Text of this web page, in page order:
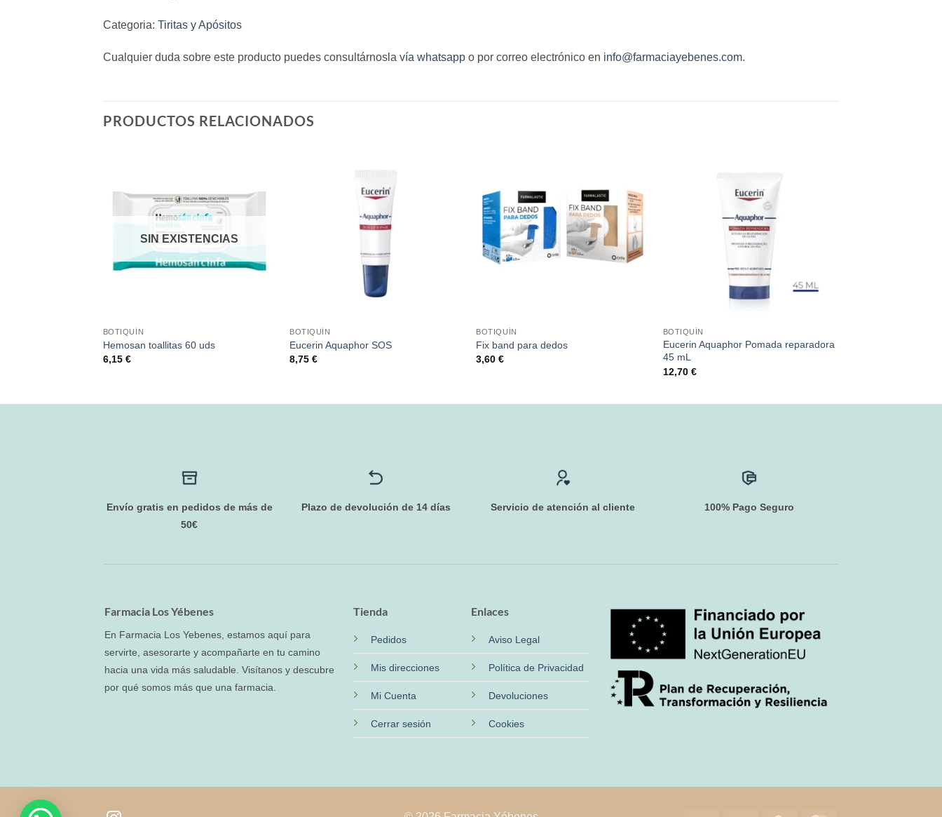
Categoria: Tiritas y Apósitos
Cualquier duda sobre este producto puedes consultárnosla vía whatsapp o por correo electrónico en info@farmaciayebenes.com.
PRODUCTOS RELACIONADOS
SIN EXISTENCIAS
BOTIQUÍN
Hemosan toallitas 60 uds
6,15 €
BOTIQUÍN
Eucerin Aquaphor SOS
8,75€
BOTIQUÍN
Fix band para dedos
3,60€
BOTIQUÍN
Eucerin Aquaphor Pomada reparadora
45 mL
12,70 €
Envío gratis en pedidos de más de
50€
Plazo de devolución de 14 días Servicio de atención al cliente 100% Pago Seguro
Farmacia Los Yébenes
En Farmacia Los Yebenes, estamos aquí para
servirte, asesorarte y acompañarte en tu camino
hacia una vida más saludable. Visítanos y descubre
por qué somos más que una farmacia.
Tienda
Pedidos
Mis direcciones
Mi Cuenta
Cerrar sesión
Enlaces
Aviso Legal
Política de Privacidad
Devoluciones
Cookies